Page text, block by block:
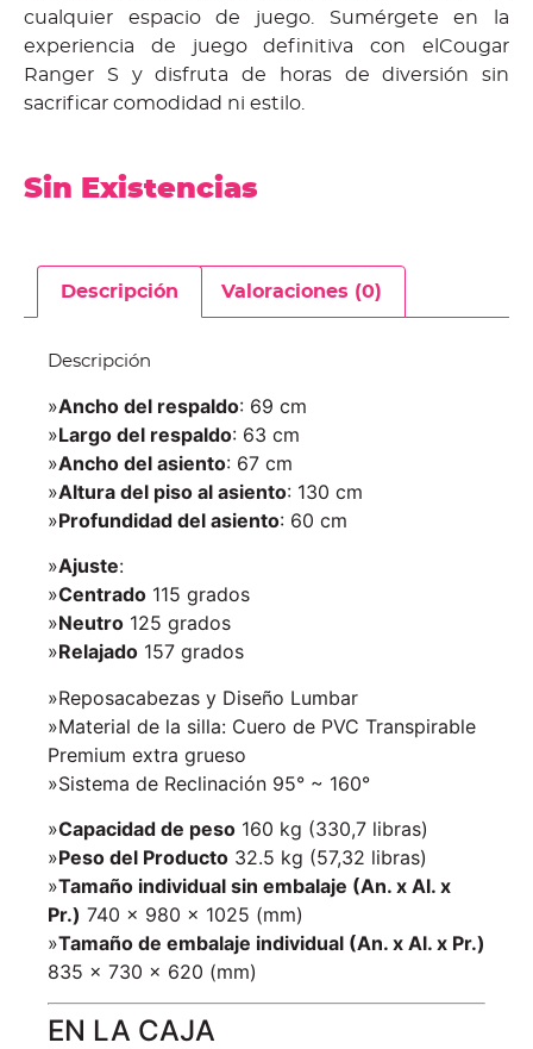
cualquier espacio de juego. Sumérgete en la
experiencia de juego definitiva con elCougar
Ranger S y disfruta de horas de diversión sin
sacrificar comodidad ni estilo.
Sin Existencias
Descripción Valoraciones (0)
Descripción
»Ancho del respaldo: 69 cm
»Largo del respaldo: 63 cm
»Ancho del asiento: 67 cm
»Altura del piso al asiento: 130 cm
»Profundidad del asiento: 60 cm
»Ajuste:
»Centrado 115 grados
»Neutro 125 grados
»Relajado 157 grados
»Reposacabezas y Diseño Lumbar
»Material de la silla: Cuero de PVC Transpirable
Premium extra grueso
»Sistema de Reclinación 95° ~ 160°
»Capacidad de peso 160 kg (330,7 libras)
»Peso del Producto 32.5 kg (57,32 libras)
»Tamaño individual sin embalaje (An. x Al. x
Pr.) 740 x 980 x 1025 (mm)
»Tamaño de embalaje individual (An. x Al. x Pr.)
835 x 730 x 620 (mm)
EN LA CAJA